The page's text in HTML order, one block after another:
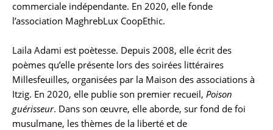
commerciale indépendante. En 2020, elle fonde
l’association MaghrebLux CoopEthic.
Laila Adami est poètesse. Depuis 2008, elle écrit des
poèmes qu’elle présente lors des soirées littéraires
Millesfeuilles, organisées par la Maison des associations à
Itzig. En 2020, elle publie son premier recueil, Poison
guérisseur. Dans son œuvre, elle aborde, sur fond de foi
musulmane, les thèmes de la liberté et de